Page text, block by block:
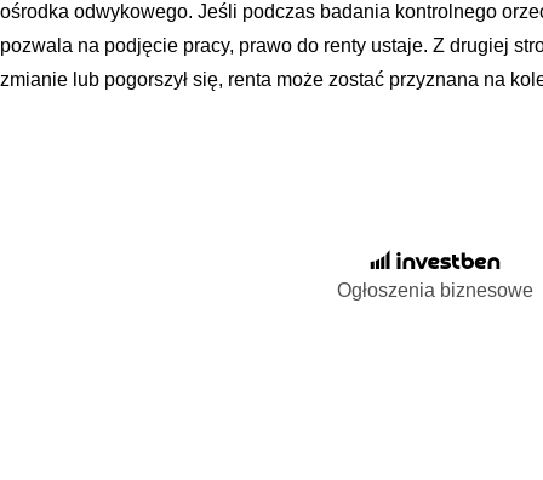
ośrodka odwykowego. Jeśli podczas badania kontrolnego
pozwala na podjęcie pracy, prawo do renty ustaje. Z drugiej
zmianie lub pogorszył się, renta może zostać przyznana na
Ogłoszenia biznesowe